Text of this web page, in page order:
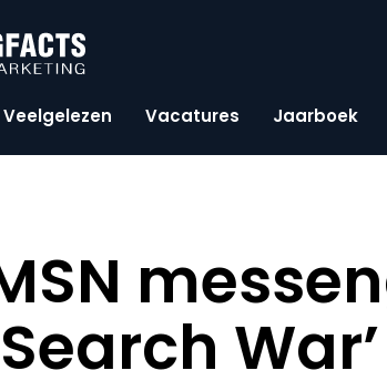
Veelgelezen Vacatures Jaarboek
War’